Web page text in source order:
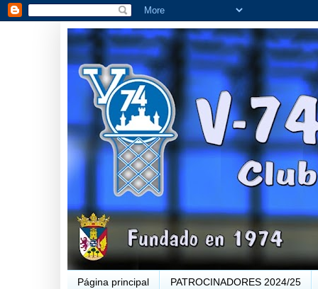
Página principal PATROCINADORES 2024/25